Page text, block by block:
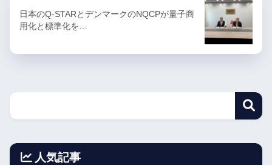
日本のQ-STARとデンマークのNQCPが量子商
用化と標準化を…
人気記事